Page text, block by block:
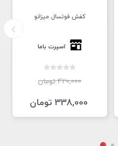
کفش فوتسال میزانو
اسپرت باما
420,000 تومان
338,000 تومان